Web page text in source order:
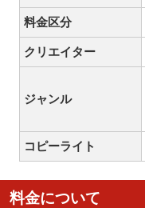
料金区分
クリエイター
ジャンル
コピーライト
料金について